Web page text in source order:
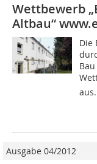
Wettbewerb
Altbau“
Die
Ausgabe 04/2012